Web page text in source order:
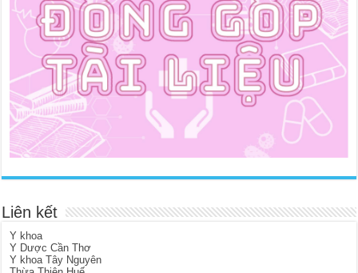
Liên kết
Y khoa
Y Dược Cần Thơ
Y khoa Tây Nguyên